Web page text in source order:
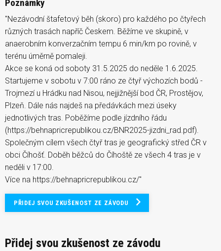
Poznámky
"Nezávodní štafetový běh (skoro) pro každého po čtyřech
různých trasách napříč Českem. Běžíme ve skupině, v
anaerobním konverzačním tempu 6 min/km po rovině, v
terénu úměrně pomaleji.
Akce se koná od soboty 31.5.2025 do neděle 1.6.2025.
Startujeme v sobotu v 7:00 ráno ze čtyř výchozích bodů -
Trojmezí u Hrádku nad Nisou, nejjižnější bod ČR, Prostějov,
Plzeň. Dále nás najdeš na předávkách mezi úseky
jednotlivých tras. Poběžíme podle jízdního řádu
(https://behnapricrepublikou.cz/BNR2025-jizdni_rad.pdf).
Společným cílem všech čtyř tras je geografický střed ČR v
obci Číhošť. Doběh běžců do Číhoště ze všech 4 tras je v
neděli v 17:00.
Více na https://behnapricrepublikou.cz/"
PŘIDEJ SVOU ZKUŠENOST ZE ZÁVODU
Přidej svou zkušenost ze závodu